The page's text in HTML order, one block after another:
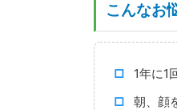
こんなお
1年に1
朝、顔